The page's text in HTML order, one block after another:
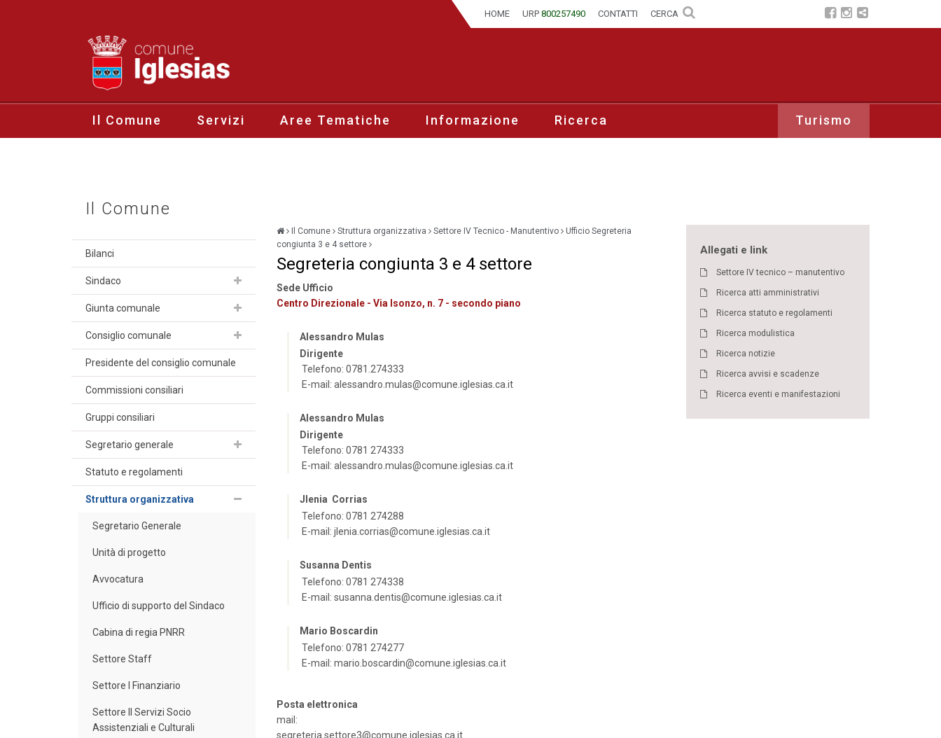
HOME URP 800257490 CONTATTI CERCA
Il Comune Servizi Aree Tematiche Informazione Turismo
Ricerca
Il Comune
Bilanci
Sindaco
Giunta comunale
Consiglio comunale
Presidente del consiglio comunale
Commissioni consiliari
Gruppi consiliari
Segretario generale
Statuto e regolamenti
Struttura organizzativa
Segretario Generale
Unità di progetto
Avvocatura
Ufficio di supporto del Sindaco
Cabina di regia PNRR
Settore Staff
Settore I Finanziario
Settore II Servizi Socio
Assistenziali e Culturali
Il Comune Struttura organizzativa Settore IV Tecnico - Manutentivo
Ufficio Segreteria
congiunta 3 e 4 settore
Segreteria congiunta 3 e 4 settore
Sede Ufficio
Centro Direzionale - Via Isonzo, n. 7 - secondo piano
Alessandro Mulas
Dirigente
Telefono: 0781.274333
E-mail: alessandro.mulas@comune.iglesias.ca.it
Alessandro Mulas
Dirigente
Telefono: 0781 274333
E-mail: alessandro.mulas@comune.iglesias.ca.it
Jlenia Corrias
Telefono: 0781 274288
E-mail: jlenia.corrias@comune.iglesias.ca.it
Susanna Dentis
Telefono: 0781 274338
E-mail: susanna.dentis@comune.iglesias.ca.it
Mario Boscardin
Telefono: 0781 274277
E-mail: mario.boscardin@comune.iglesias.ca.it
Posta elettronica
mail:
segreteria.settore3@comune.iglesias.ca.it
Allegati e link
Settore IV tecnico – manutentivo
Ricerca atti amministrativi
Ricerca statuto e regolamenti
Ricerca modulistica
Ricerca notizie
Ricerca avvisi e scadenze
Ricerca eventi e manifestazioni